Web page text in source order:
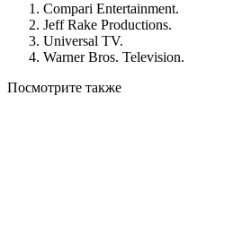
Compari Entertainment.
Jeff Rake Productions.
Universal TV.
Warner Bros. Television.
Посмотрите также